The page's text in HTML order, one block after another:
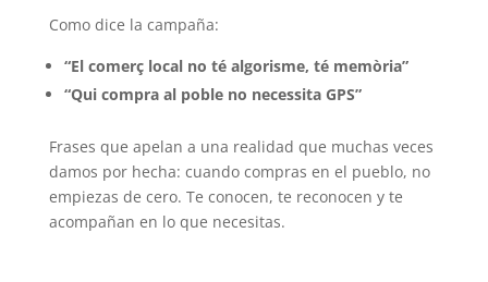
Como dice la campaña:
“El comerç local no té algorisme, té memòria”
“Qui compra al poble no necessita GPS”
Frases que apelan a una realidad que muchas veces
damos por hecha: cuando compras en el pueblo, no
empiezas de cero. Te conocen, te reconocen y te
acompañan en lo que necesitas.